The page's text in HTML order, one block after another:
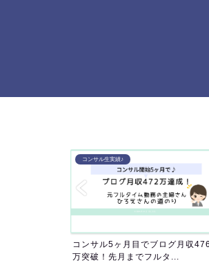
コンサル生実績♪
コンサル5ヶ月目でブログ月収476
万突破！先月までフルタ...